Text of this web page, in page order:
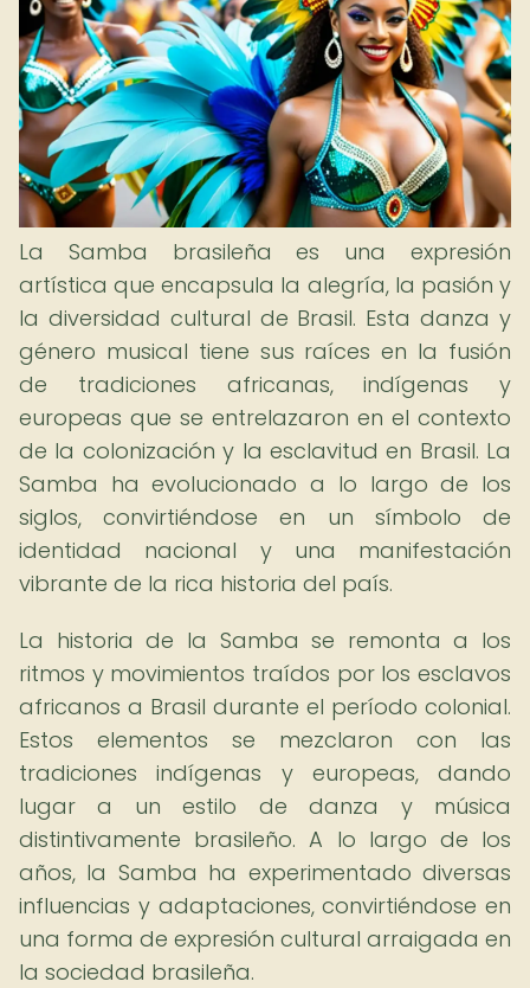
La Samba brasileña es una expresión
artística que encapsula la alegría, la pasión y
la diversidad cultural de Brasil. Esta danza y
género musical tiene sus raíces en la fusión
de tradiciones africanas, indígenas y
europeas que se entrelazaron en el contexto
de la colonización y la esclavitud en Brasil. La
Samba ha evolucionado a lo largo de los
siglos, convirtiéndose en un símbolo de
identidad nacional y una manifestación
vibrante de la rica historia del país.
La historia de la Samba se remonta a los
ritmos y movimientos traídos por los esclavos
africanos a Brasil durante el período colonial.
Estos elementos se mezclaron con las
tradiciones indígenas y europeas, dando
lugar a un estilo de danza y música
distintivamente brasileño. A lo largo de los
años, la Samba ha experimentado diversas
influencias y adaptaciones, convirtiéndose en
una forma de expresión cultural arraigada en
la sociedad brasileña.